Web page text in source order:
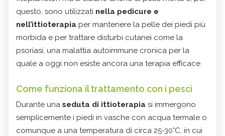
questo, sono utilizzati nella pedicure e
nell’ittioterapia per mantenere la pelle dei piedi più
morbida e per trattare disturbi cutanei come la
psoriasi, una malattia autoimmune cronica per la
quale a oggi non esiste ancora una terapia efficace.
Come funziona il trattamento con i pesci
Durante una seduta di ittioterapia si immergono
semplicemente i piedi in vasche con acqua termale o
comunque a una temperatura di circa 25-30°C, in cui